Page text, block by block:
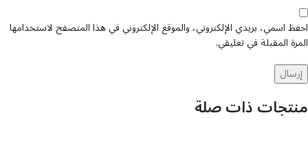
احفظ اسمي، بريدي الإلكتروني، والموقع الإلكتروني في هذا المتصفح لاستخدامها
المرة المقبلة في تعليقي.
منتجات ذات صلة